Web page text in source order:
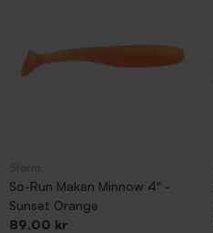
So-Run Makan Minnow 4" -
Sunset Orange
Pris
89,00 kr